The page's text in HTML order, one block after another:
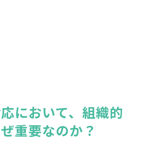
において、組織的
重要なのか？